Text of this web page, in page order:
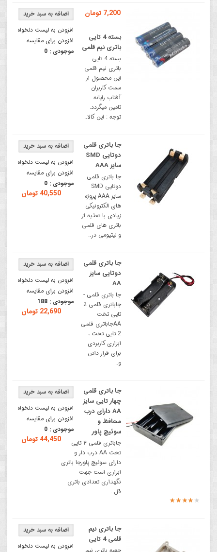
افزودن به لیست دلخواه
افزودن برای مقایسه
موجودی : 0
7,200 تومان
بسته 4 تایی
باتری نیم قلمی
بسته 4 تایی
باتری نیم قلمی
این محصول از
سمت کاربران
آفتاب رایانه
تامین میگردد.
توجه : این کالا..
افزودن به لیست دلخواه
افزودن برای مقایسه
موجودی : 0
40,550 تومان
جا باتری قلمی
دوتایی SMD
سایز AAA
جا باتری قلمی
دوتایی SMD
سایز AAA پروژه
های الکترونیکی
زیادی با تغذیه از
باتری های قلمی
و لیتیومی در..
افزودن به لیست دلخواه
افزودن برای مقایسه
موجودی : 188
22,690 تومان
جا باتری قلمی
دوتایی سایز
AA
جا باتری قلمی -
جاباتری قلمی 2
تایی تخت
AAجا‌باتری قلمی
2 تایی تخت ،
ابزاری کاربردی
برای قرار دادن
و..
افزودن به لیست دلخواه
افزودن برای مقایسه
موجودی : 0
44,450 تومان
جا باتری قلمی
چهار تایی سایز
AA دارای درب
محافظ و
سوئیچ پاور
جاباتری قلمی ۴ تایی
تخت AA درب دار و
دارای سوئیچ پاورجا باتری
ابزاری است جهت
نگهداری تعدادی باتری
قل..
افزودن به لیست دلخواه
جا باتری نیم
قلمی 4 تایی